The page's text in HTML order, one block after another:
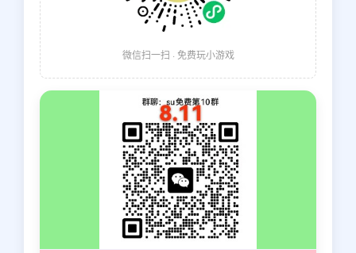
微信扫一扫 · 免费玩小游戏